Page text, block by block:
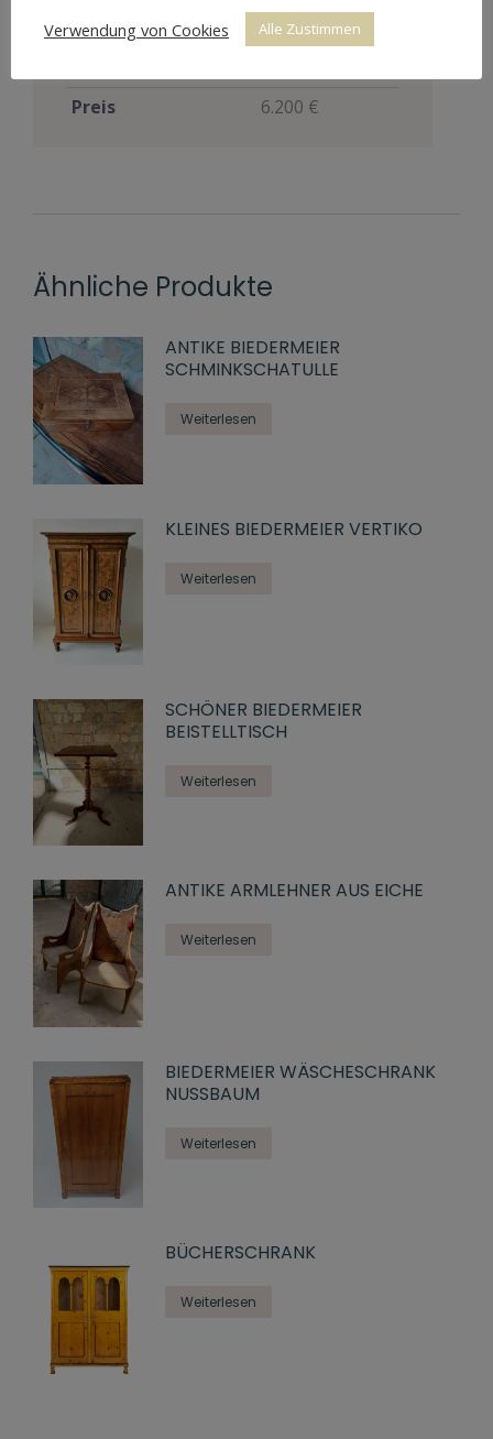
Restaurierung
restauriert
Preis
6.200 €
Ähnliche Produkte
ANTIKE BIEDERMEIER
SCHMINKSCHATULLE
Weiterlesen
KLEINES BIEDERMEIER VERTIKO
Weiterlesen
SCHÖNER BIEDERMEIER
BEISTELLTISCH
Weiterlesen
ANTIKE ARMLEHNER AUS EICHE
Weiterlesen
BIEDERMEIER WÄSCHESCHRANK
NUSSBAUM
Weiterlesen
BÜCHERSCHRANK
Weiterlesen
Verwendung von Cookies
Alle Zustimmen